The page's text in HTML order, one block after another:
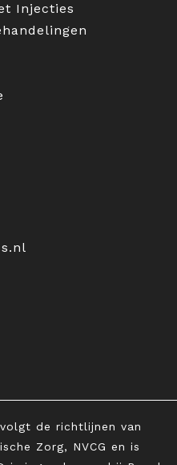
Injecties
de richtlijnen van
Zorg, NVCG en is